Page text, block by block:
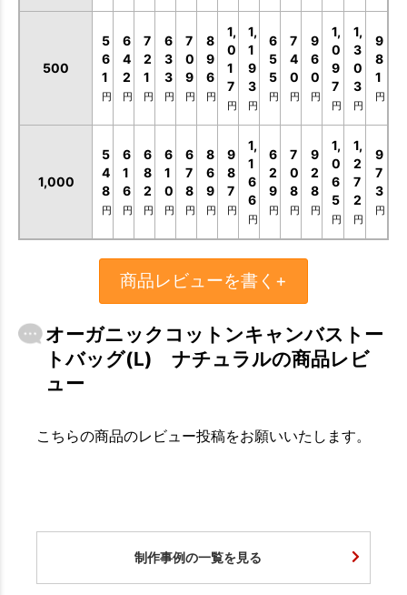
500
5
6
1
円
6
4
2
円
7
2
1
円
6
3
3
円
7
0
9
円
8
9
6
円
1,
0
1
7
円
1,
1
9
3
円
6
5
5
円
7
4
0
円
9
6
0
円
1,
0
9
7
円
1,
3
0
3
円
9
8
1
円
1,000
5
4
8
円
6
1
6
円
6
8
2
円
6
1
0
円
6
7
8
円
8
6
9
円
9
8
7
円
1,
1
6
6
円
6
2
9
円
7
0
8
円
9
2
8
円
1,
0
6
5
円
1,
2
7
2
円
9
7
3
円
商品レビューを書く+
オーガニックコットンキャンバストー
トバッグ(L) ナチュラルの商品レビ
ュー
こちらの商品のレビュー投稿をお願いいたします。
制作事例の一覧を見る